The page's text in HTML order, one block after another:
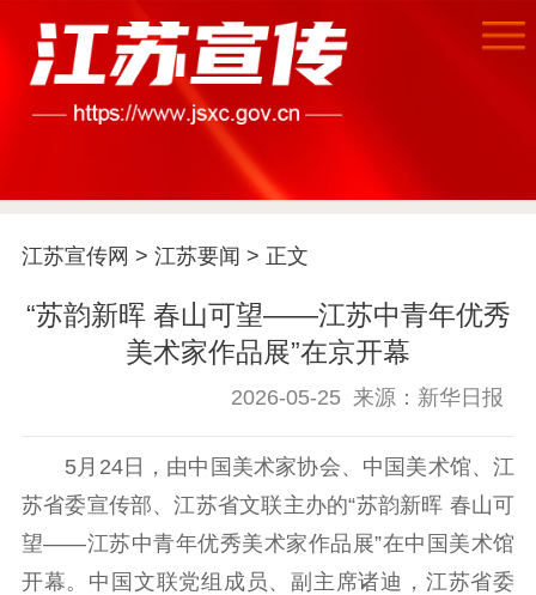
首页
江苏要闻
公示公告
通知公告 信息公开制度
信息公开指南
信息公开年度报
政策法规
理论武装
理论学习 宣传宣讲 研究阐释
江苏宣传网 > 江苏要闻 > 正文
“苏韵新晖 春山可望——江苏中青年优秀
美术家作品展”在京开幕
2026-05-25 来源：新华日报
5月24日，由中国美术家协会、中国美术馆、江
苏省委宣传部、江苏省文联主办的“苏韵新晖 春山可
望——江苏中青年优秀美术家作品展”在中国美术馆
开幕。中国文联党组成员、副主席诸迪，江苏省委